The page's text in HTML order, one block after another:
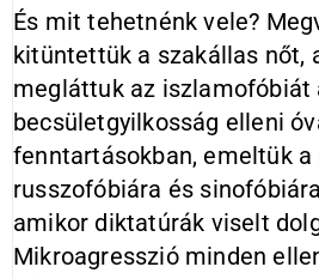
És mit tehetnénk vele?
kitüntettük a szakállas nőt,
megláttuk az iszlamofóbiát
becsületgyilkosság elleni
fenntartásokban, emeltük
russzofóbiára és
amikor diktatúrák viselt
Mikroagresszió minden